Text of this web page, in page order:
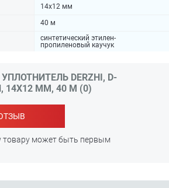
14х12 мм
40 м
синтетический этилен-
пропиленовый каучук
DERZHI, D-
ММ, 40 М (0)
может быть первым